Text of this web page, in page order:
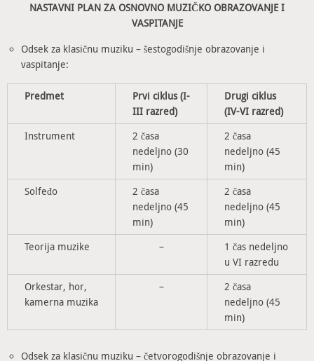
NASTAVNI PLAN ZA OSNOVNO MUZIČKO OBRAZOVANJE I
VASPITANJE
Odsek za klasičnu muziku – šestogodišnje obrazovanje i
vaspitanje:
Predmet
Prvi ciklus (I-
III razred)
Drugi ciklus
(IV-VI razred)
Instrument
2 časa
nedeljno (30
min)
2 časa
nedeljno (45
min)
Solfeđo
2 časa
nedeljno (45
min)
2 časa
nedeljno (45
min)
Teorija muzike
–
1 čas nedeljno
u VI razredu
Orkestar, hor,
kamerna muzika
–
2 časa
nedeljno (45
min)
Odsek za klasičnu muziku – četvorogodišnje obrazovanje i